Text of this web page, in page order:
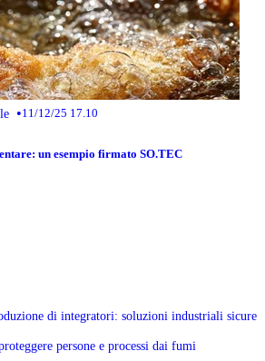
•11/12/25 17.10
un esempio firmato SO.TEC
di integratori: soluzioni industriali sicure
persone e processi dai fumi